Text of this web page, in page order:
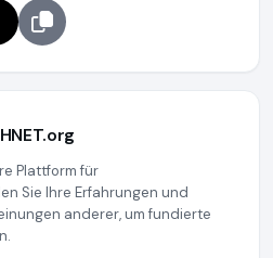
Plattform für
Sie Ihre Erfahrungen und
anderer, um fundierte